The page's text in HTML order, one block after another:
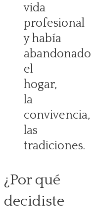
vida
profesional
y había
abandonado
el
hogar,
la
convivencia,
las
tradiciones.
¿Por qué
decidiste